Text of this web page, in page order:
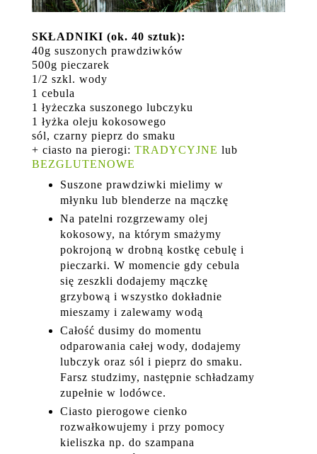
SKŁADNIKI (ok. 40 sztuk):
40g suszonych prawdziwków
500g pieczarek
1/2 szkl. wody
1 cebula
1 łyżeczka suszonego lubczyku
1 łyżka oleju kokosowego
sól, czarny pieprz do smaku
+ ciasto na pierogi: TRADYCYJNE lub
BEZGLUTENOWE
Suszone prawdziwki mielimy w
młynku lub blenderze na mączkę
Na patelni rozgrzewamy olej
kokosowy, na którym smażymy
pokrojoną w drobną kostkę cebulę i
pieczarki. W momencie gdy cebula
się zeszkli dodajemy mączkę
grzybową i wszystko dokładnie
mieszamy i zalewamy wodą
Całość dusimy do momentu
odparowania całej wody, dodajemy
lubczyk oraz sól i pieprz do smaku.
Farsz studzimy, następnie schładzamy
zupełnie w lodówce.
Ciasto pierogowe cienko
rozwałkowujemy i przy pomocy
kieliszka np. do szampana